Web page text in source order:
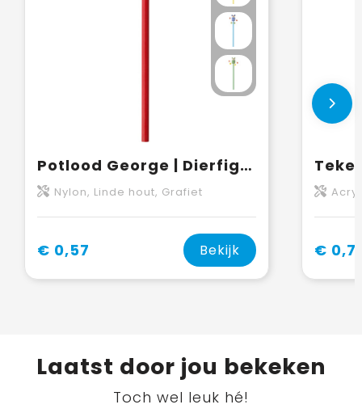
Potlood George | Dierfiguur
Nylon, Linde hout, Grafiet
€ 0,57 Bekijk
Acryl,
€
Laatst door jou bekeken
Toch wel leuk hé!